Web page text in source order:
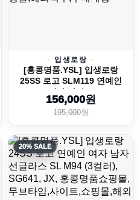
입생로랑
[홍콩명품.YSL] 입생로랑
25SS 로고 SLM119 연예인
여자 남자 ...
156,000원
195,000원
20% SALE